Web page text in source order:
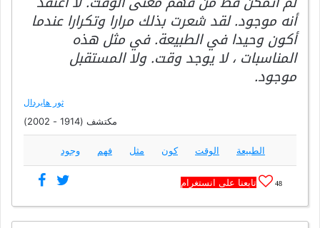
أنه موجود. لقد شعرت بذلك مرارا وتكرارا عندما
أكون وحيدا في الطبيعة. في مثل هذه
المناسبات ، لا يوجد وقت. ولا المستقبل
موجود.
ثور هايردال
مكتشف (1914 - 2002)
الطبيعة الوقت كون مثل فهم وجود
48 تابعنا على انستغرام